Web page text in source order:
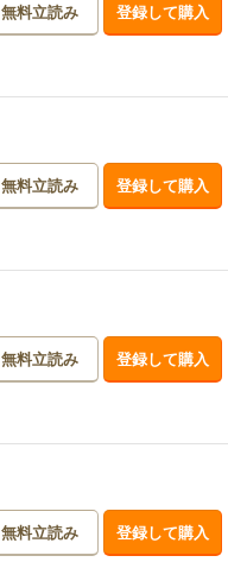
無料立読み 登録して購入
無料立読み 登録して購入
無料立読み 登録して購入
無料立読み 登録して購入